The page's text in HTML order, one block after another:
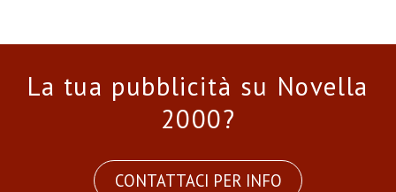
La tua pubblicità su Novella
2000?
CONTATTACI PER INFO